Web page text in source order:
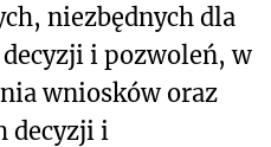
niezbędnych dla
i pozwoleń, w
wniosków oraz
decyzji i